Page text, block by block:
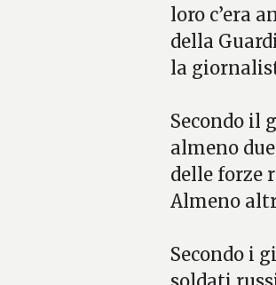
loro c’era
della
la
Secondo il
almeno
delle forze
Almeno
Secondo i